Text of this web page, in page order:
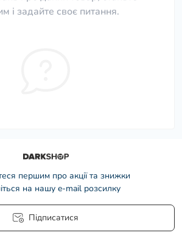
і задайте своє питання.
першим про акції та знижки
на нашу e-mail розсилку
Підписатися